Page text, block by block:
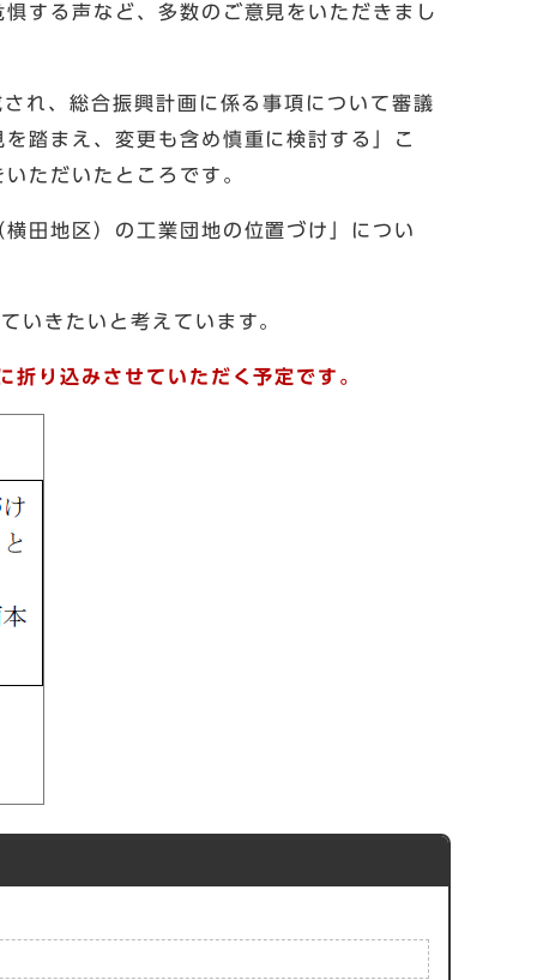
する声など、多数のご意見をいただきまし
れ、総合振興計画に係る事項について審議
踏まえ、変更も含め慎重に検討する」こ
ただいたところです。
田地区）の工業団地の位置づけ」につい
いきたいと考えています。
り込みさせていただく予定です。